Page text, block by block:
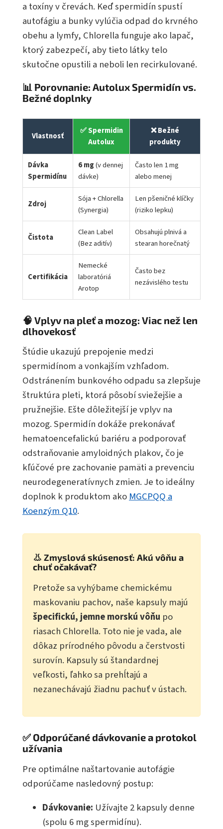
a toxíny v črevách. Keď spermidín spustí
autofágiu a bunky vylúčia odpad do krvného
obehu a lymfy, Chlorella funguje ako lapač,
ktorý zabezpečí, aby tieto látky telo
skutočne opustili a neboli len recirkulované.
📊 Porovnanie: Autolux Spermidín vs.
Bežné doplnky
Vlastnosť
✅ Spermidin
Autolux
❌ Bežné
produkty
Dávka
Spermidínu
6 mg(v dennej
dávke)
Často len 1 mg
alebo menej
Zdroj
Sója + Chlorella
(Synergia)
Len pšeničné klíčky
(riziko lepku)
Čistota
Clean Label
(Bez aditív)
Obsahujú plnivá a
stearan horečnatý
Certifikácia
Nemecké
laboratóriá
Arotop
Často bez
nezávislého testu
🧠 Vplyv na pleť a mozog: Viac než len
dlhovekosť
Štúdie ukazujú prepojenie medzi
spermidínom a vonkajším vzhľadom.
Odstránením bunkového odpadu sa zlepšuje
štruktúra pleti, ktorá pôsobí sviežejšie a
pružnejšie. Ešte dôležitejší je vplyv na
mozog. Spermidín dokáže prekonávať
hematoencefalickú bariéru a podporovať
odstraňovanie amyloidných plakov, čo je
kľúčové pre zachovanie pamäti a prevenciu
neurodegeneratívnych zmien. Je to ideálny
doplnok k produktom akoMGCPQQ a
Koenzým Q10.
👃 Zmyslová skúsenosť: Akú vôňu a
chuť očakávať?
Pretože sa vyhýbame chemickému
maskovaniu pachov, naše kapsuly majú
špecifickú, jemne morskú vôňu po
riasach Chlorella. Toto nie je vada, ale
dôkaz prírodného pôvodu a čerstvosti
surovín. Kapsuly sú štandardnej
veľkosti, ľahko sa prehĺtajú a
nezanechávajú žiadnu pachuť v ústach.
✅ Odporúčané dávkovanie a protokol
užívania
Pre optimálne naštartovanie autofágie
odporúčame nasledovný postup:
Dávkovanie: Užívajte 2 kapsuly denne
(spolu 6 mg spermidínu).